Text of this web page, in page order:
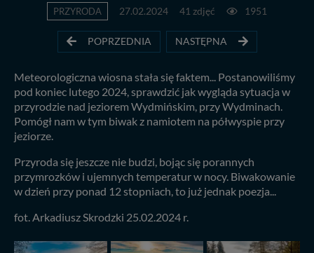
PRZYRODA 27.02.2024 41 zdjęć 1951
POPRZEDNIA NASTĘPNA
Meteorologiczna wiosna stała się faktem... Postanowiliśmy
pod koniec lutego 2024, sprawdzić jak wygląda sytuacja w
przyrodzie nad jeziorem Wydmińskim, przy Wydminach.
Pomógł nam w tym biwak z namiotem na półwyspie przy
jeziorze.
Przyroda się jeszcze nie budzi, bojąc się porannych
przymrozków i ujemnych temperatur w nocy. Biwakowanie
w dzień przy ponad 12 stopniach, to już jednak poezja...
fot. Arkadiusz Skrodzki 25.02.2024 r.